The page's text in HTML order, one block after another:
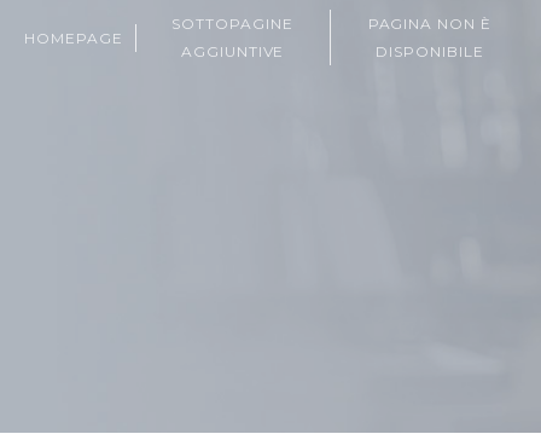
HOMEPAGE
SOTTOPAGINE
AGGIUNTIVE
PAGINA NON È
DISPONIBILE